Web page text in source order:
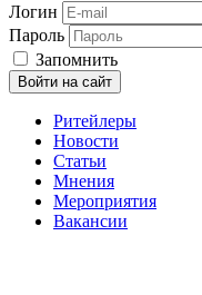
Логин
Пароль
Запомнить
Войти на сайт
Ритейлеры
Новости
Статьи
Мнения
Мероприятия
Вакансии